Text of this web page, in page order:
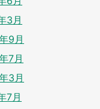
3月
9月
7月
3月
7月